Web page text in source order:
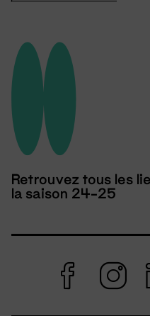
Retrouvez tous les
la saison 24-25